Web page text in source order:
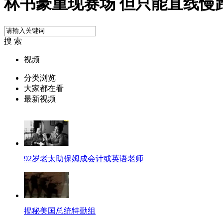
林书豪重现赛场 但只能直线慢
搜 索
视频
分类浏览
大家都在看
最新视频
92岁老太助保姆成会计或英语老师
揭秘美国总统特勤组